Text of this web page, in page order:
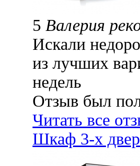
5 Валерия
Искали
из лучших
недель
Отзыв был
Читать все
Шкаф 3-х